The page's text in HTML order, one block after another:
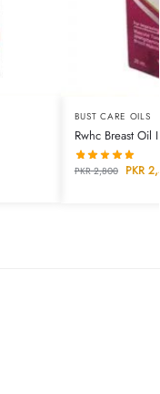
BUST CARE OILS
Rwhc Breast Oil
PKR2,800 PKR